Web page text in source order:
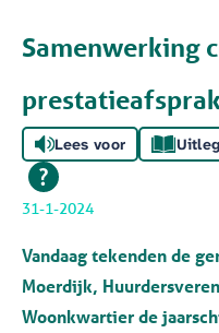
Samenwerking
Lees voor
31-1-2024
Vandaag tekenden de
Moerdijk,
Woonkwartier de